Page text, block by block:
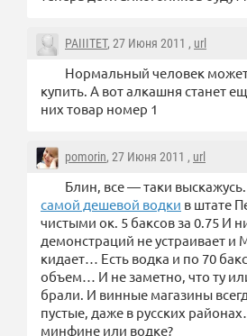
PAIIITET, 27 Июня 2011 , url
Нормальный человек может
купить. А вот алкашня станет
них товар номер 1
pomorin, 27 Июня 2011 , url
Блин, все — таки
самой дешевой водки в штате
чистыми ок. 5 баксов за 0.75 И
демонстраций не устраивает
кидает… Есть водка и по 70
объем… И не заметно, что ту
брали. И винные магазины
пустые, даже в русских
минфине или водке?